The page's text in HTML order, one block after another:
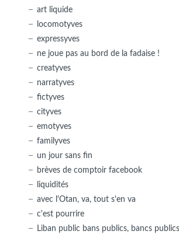
art liquide
locomotyves
expressyves
ne joue pas au bord de la fadaise !
creatyves
narratyves
fictyves
cityves
emotyves
familyves
un jour sans fin
brèves de comptoir facebook
liquidités
avec l'Otan, va, tout s'en va
c'est pourrire
Liban public bans publics, bancs publics